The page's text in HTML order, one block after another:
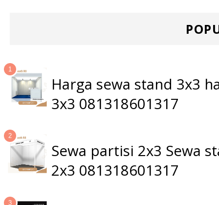
Harga sewa stand 3x3
3x3 081318601317
Sewa partisi 2x3 Sewa
2x3 081318601317